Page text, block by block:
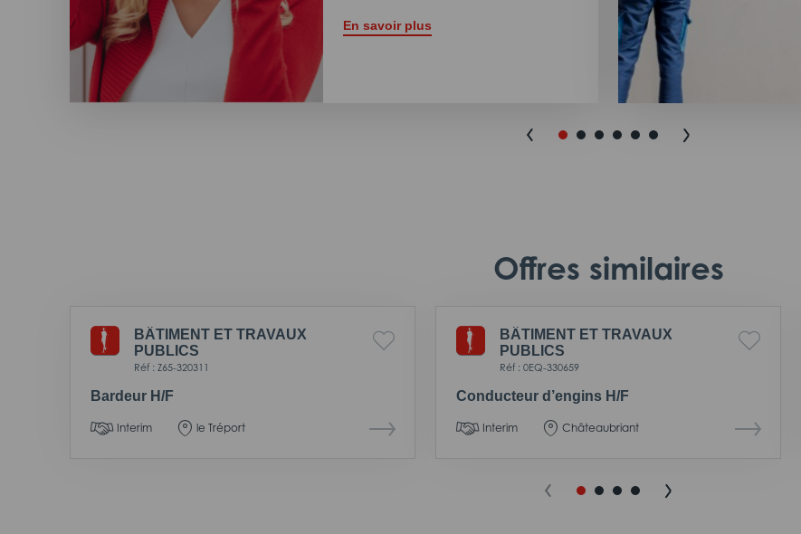
En savoir plus
Offres similaires
BÂTIMENT ET TRAVAUX
PUBLICS
Réf : Z65-320311
Bardeur H/F
Interim le Tréport
BÂTIMENT ET TRAVAUX
PUBLICS
Réf : 0EQ-330659
Conducteur d’engins H/F
Interim Châteaubriant